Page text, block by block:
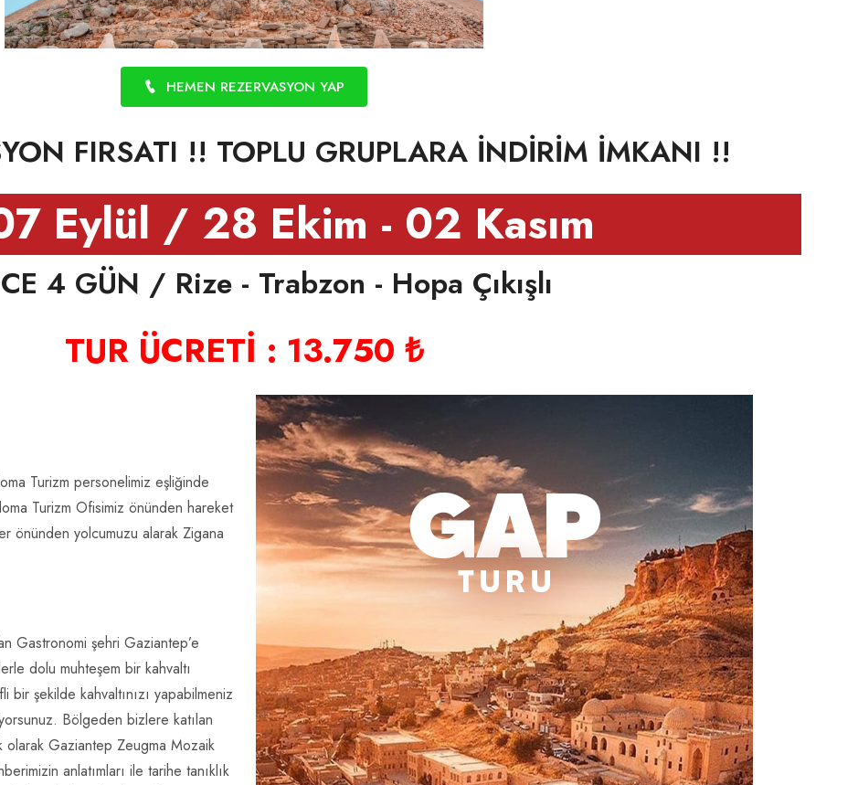
HEMEN REZERVASYON YAP
FIRSATI !! TOPLU GRUPLARA İNDİRİM İMKANI !!
Eylül / 28 Ekim - 02 Kasım
4 GÜN / Rize - Trabzon - Hopa Çıkışlı
TUR ÜCRETİ : 13.750 ₺
Turizm personelimiz eşliğinde
Turizm Ofisimiz önünden hareket
önünden yolcumuzu alarak Zigana
Gastronomi şehri Gaziantep’e
dolu muhteşem bir kahvaltı
bir şekilde kahvaltınızı yapabilmeniz
Bölgeden bizlere katılan
olarak Gaziantep Zeugma Mozaik
anlatımları ile tarihe tanıklık